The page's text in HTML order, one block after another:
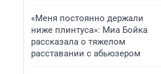
«Меня постоянно держали
ниже плинтуса»: Миа Бойка
рассказала о тяжелом
расставании с абьюзером